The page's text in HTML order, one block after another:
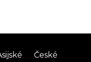
České